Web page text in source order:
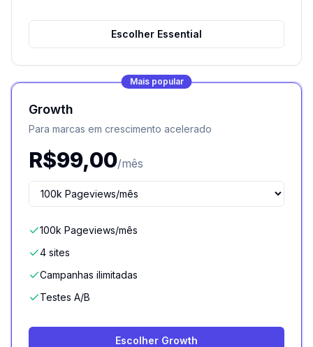
Escolher Essential
Mais popular
Growth
Para marcas em crescimento acelerado
R$99,00/mês
100k Pageviews/mês
4 sites
Campanhas ilimitadas
Testes A/B
Escolher Growth